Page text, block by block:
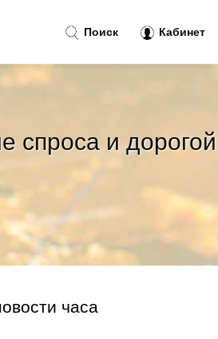
спроса и дорогой
часа
Поиск Кабинет